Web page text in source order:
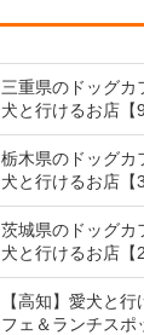
三重県のドッグカ
犬と行けるお店【9
栃木県のドッグカ
犬と行けるお店【
茨城県のドッグカ
犬と行けるお店【
【高知】愛犬と
フェ＆ランチスポ